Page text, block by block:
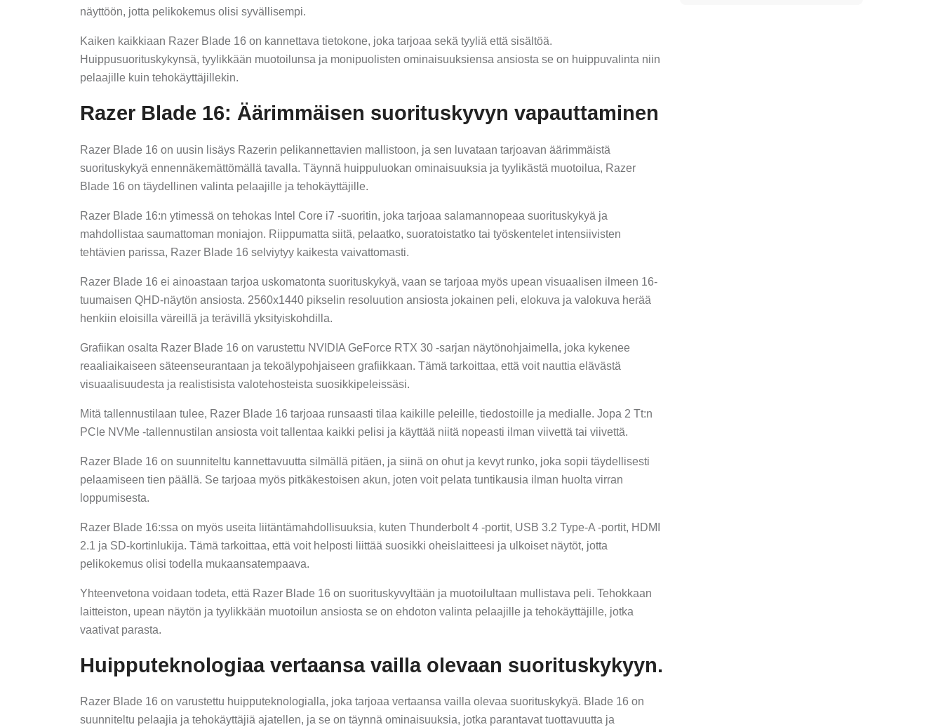
näyttöön, jotta pelikokemus olisi syvällisempi.
Kaiken kaikkiaan Razer Blade 16 on kannettava tietokone, joka tarjoaa sekä tyyliä että sisältöä.
Huippusuorituskykynsä, tyylikkään muotoilunsa ja monipuolisten ominaisuuksiensa ansiosta se on huippuvalinta niin
pelaajille kuin tehokäyttäjillekin.
Razer Blade 16: Äärimmäisen suorituskyvyn vapauttaminen
Razer Blade 16 on uusin lisäys Razerin pelikannettavien mallistoon, ja sen luvataan tarjoavan äärimmäistä
suorituskykyä ennennäkemättömällä tavalla. Täynnä huippuluokan ominaisuuksia ja tyylikästä muotoilua, Razer
Blade 16 on täydellinen valinta pelaajille ja tehokäyttäjille.
Razer Blade 16:n ytimessä on tehokas Intel Core i7 -suoritin, joka tarjoaa salamannopeaa suorituskykyä ja
mahdollistaa saumattoman moniajon. Riippumatta siitä, pelaatko, suoratoistatko tai työskentelet intensiivisten
tehtävien parissa, Razer Blade 16 selviytyy kaikesta vaivattomasti.
Razer Blade 16 ei ainoastaan tarjoa uskomatonta suorituskykyä, vaan se tarjoaa myös upean visuaalisen ilmeen 16-
tuumaisen QHD-näytön ansiosta. 2560x1440 pikselin resoluution ansiosta jokainen peli, elokuva ja valokuva herää
henkiin eloisilla väreillä ja terävillä yksityiskohdilla.
Grafiikan osalta Razer Blade 16 on varustettu NVIDIA GeForce RTX 30 -sarjan näytönohjaimella, joka kykenee
reaaliaikaiseen säteenseurantaan ja tekoälypohjaiseen grafiikkaan. Tämä tarkoittaa, että voit nauttia elävästä
visuaalisuudesta ja realistisista valotehosteista suosikkipeleissäsi.
Mitä tallennustilaan tulee, Razer Blade 16 tarjoaa runsaasti tilaa kaikille peleille, tiedostoille ja medialle. Jopa 2 Tt:n
PCIe NVMe -tallennustilan ansiosta voit tallentaa kaikki pelisi ja käyttää niitä nopeasti ilman viivettä tai viivettä.
Razer Blade 16 on suunniteltu kannettavuutta silmällä pitäen, ja siinä on ohut ja kevyt runko, joka sopii täydellisesti
pelaamiseen tien päällä. Se tarjoaa myös pitkäkestoisen akun, joten voit pelata tuntikausia ilman huolta virran
loppumisesta.
Razer Blade 16:ssa on myös useita liitäntämahdollisuuksia, kuten Thunderbolt 4 -portit, USB 3.2 Type-A -portit, HDMI
2.1 ja SD-kortinlukija. Tämä tarkoittaa, että voit helposti liittää suosikki oheislaitteesi ja ulkoiset näytöt, jotta
pelikokemus olisi todella mukaansatempaava.
Yhteenvetona voidaan todeta, että Razer Blade 16 on suorituskyvyltään ja muotoilultaan mullistava peli. Tehokkaan
laitteiston, upean näytön ja tyylikkään muotoilun ansiosta se on ehdoton valinta pelaajille ja tehokäyttäjille, jotka
vaativat parasta.
Huipputeknologiaa vertaansa vailla olevaan suorituskykyyn.
Razer Blade 16 on varustettu huipputeknologialla, joka tarjoaa vertaansa vailla olevaa suorituskykyä. Blade 16 on
suunniteltu pelaajia ja tehokäyttäjiä ajatellen, ja se on täynnä ominaisuuksia, jotka parantavat tuottavuutta ja